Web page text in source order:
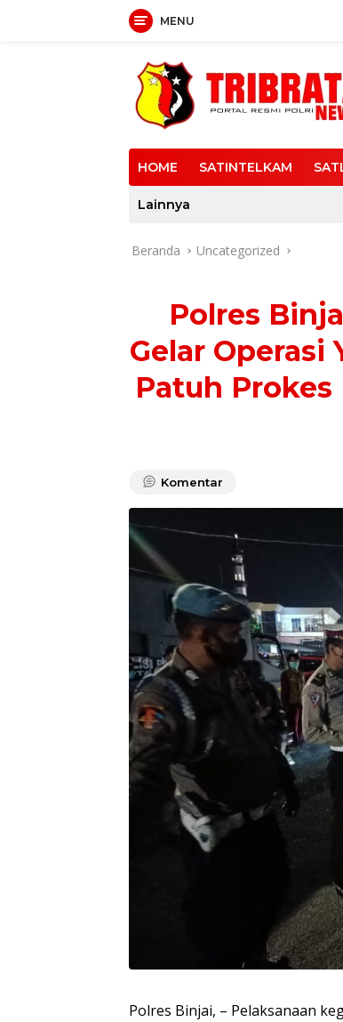
MENU
HOME SATINTELKAM
Lainnya
Beranda Uncategorized
Polres
Gelar Operasi
Patuh Prokes
Komentar
Polres Binjai, – Pelaksanaan